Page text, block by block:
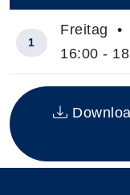
Insgesamt gibt
1
Freitag •
16:00 -